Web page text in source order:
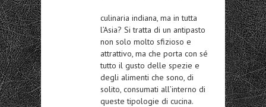
culinaria indiana, ma in tutta
l’Asia? Si tratta di un antipasto
non solo molto sfizioso e
attrattivo, ma che porta con sé
tutto il gusto delle spezie e
degli alimenti che sono, di
solito, consumati all’interno di
queste tipologie di cucina.